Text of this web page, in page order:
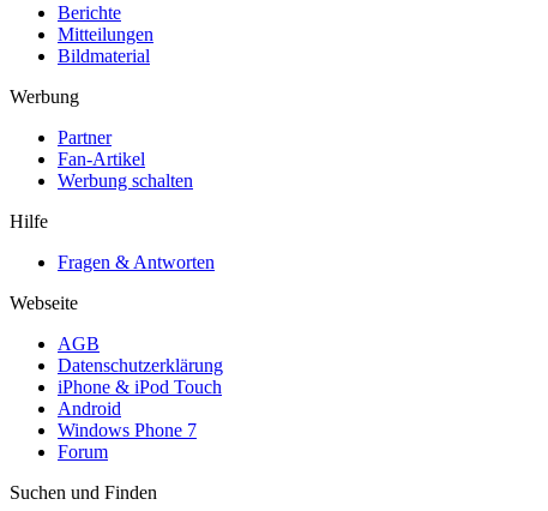
Berichte
Mitteilungen
Bildmaterial
Werbung
Partner
Fan-Artikel
Werbung schalten
Hilfe
Fragen & Antworten
Webseite
AGB
Datenschutzerklärung
iPhone & iPod Touch
Android
Windows Phone 7
Forum
Suchen und Finden